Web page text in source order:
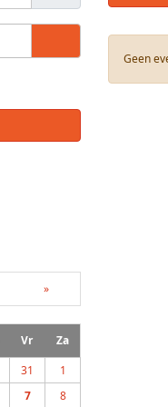
Toon
»
Vr
Za
31
1
7 8
Geen